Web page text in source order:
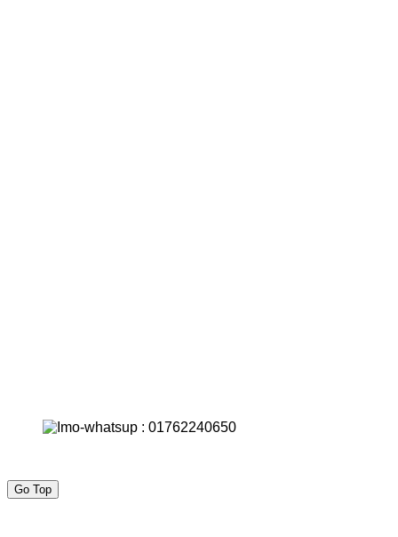
Go Top